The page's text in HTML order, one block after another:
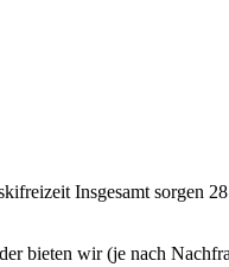
Insgesamt sorgen
bieten wir (je nach